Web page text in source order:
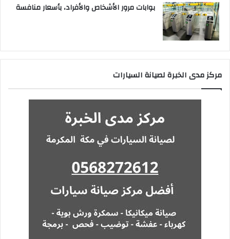
بوابات مرور الأشخاص والأفراد، بأسعار منافسة
مركز مدى الخبرة لصيانة السيارات